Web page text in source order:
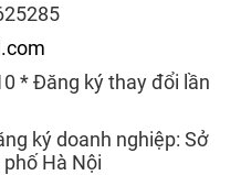
* Đăng ký thay đổi lần
ký doanh nghiệp: Sở
Hà Nội